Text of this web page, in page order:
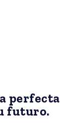
perfecta
futuro.